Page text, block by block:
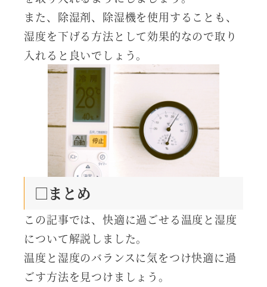
また、除湿剤、除湿機を使用することも、
湿度を下げる方法として効果的なので取り
入れると良いでしょう。
□まとめ
この記事では、快適に過ごせる温度と湿度
について解説しました。
温度と湿度のバランスに気をつけ快適に過
ごす方法を見つけましょう。